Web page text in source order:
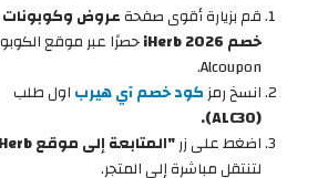
قم بزيارة أقوى صفحةعروض وكوبونات
خصم iHerb 2026
حصرًا عبر موقع
Alcoupon.
انسخ رمز كود خصم آي هيرب اول طلب
(ALC30).
اضغط على زر"المتابعة إلى موقع iHerb"
لتنتقل مباشرة إلى المتجر.